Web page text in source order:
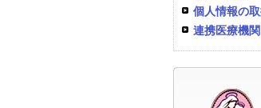
個人情報の
連携医療機関